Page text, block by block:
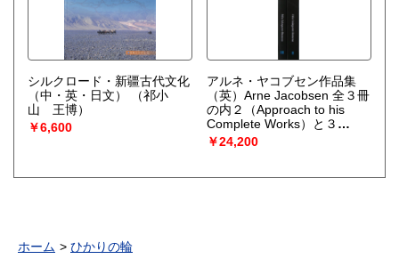
シルクロード・新疆古代文化
（中・英・日文）
（祁小
山 王博）
￥6,600
アルネ・ヤコブセン作品集
（英）Arne Jacobsen 全３冊
の内２（Approach to his
Complete Works）と３
（Drawings）の計２冊
（FELIX SOLAGUREN-
￥24,200
ホーム
ひかりの輪